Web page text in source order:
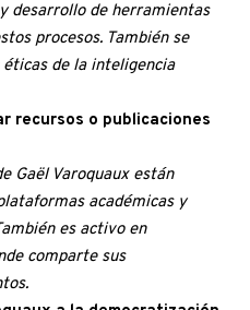
desarrollo de herramientas
procesos. También se
de la inteligencia
recursos o publicaciones
Gaël Varoquaux están
académicas y
es activo en
comparte sus